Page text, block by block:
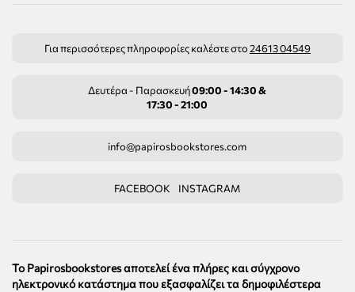
Για περισσότερες πληροφορίες καλέστε στο24613 04549
Δευτέρα - Παρασκευή09:00 - 14:30 &
17:30 - 21:00
info@papirosbookstores.com
FACEBOOK INSTAGRAM
Το Papirosbookstores αποτελεί ένα πλήρες και σύγχρονο
ηλεκτρονικό κατάστημα που εξασφαλίζει τα δημοφιλέστερα